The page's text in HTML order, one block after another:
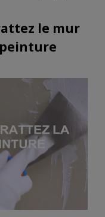
le mur